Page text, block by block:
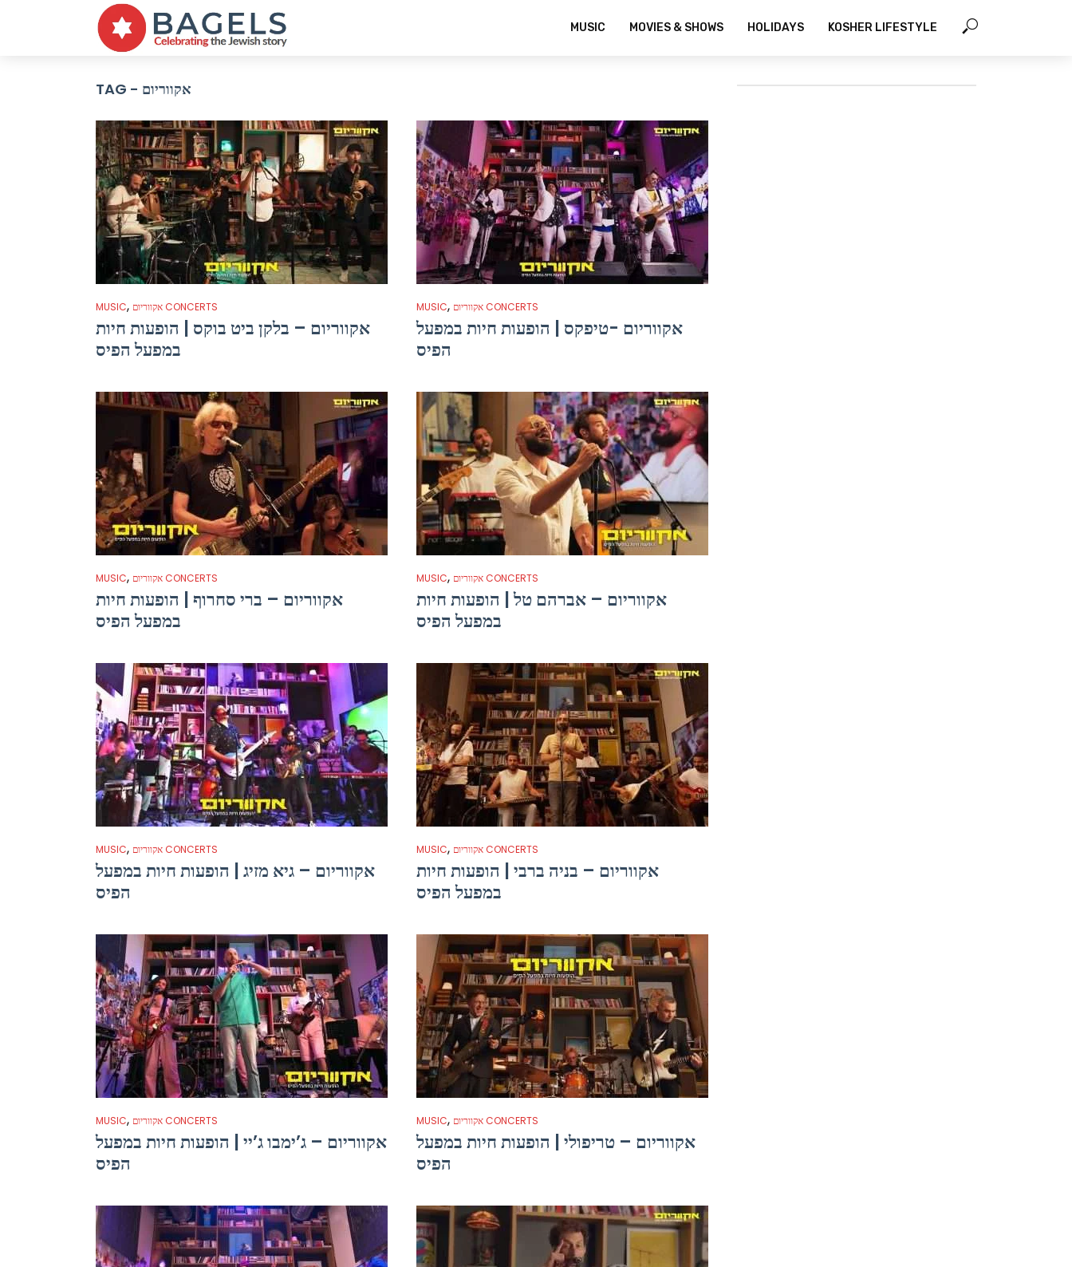
MUSIC MOVIES & SHOWS HOLIDAYS KOSHER LIFESTYLE
TAG - אקווריום
MUSIC, אקווריום CONCERTS
אקווריום – בלקן ביט בוקס | הופעות חיות
במפעל הפיס
MUSIC, אקווריום CONCERTS
אקווריום -טיפקס | הופעות חיות במפעל
הפיס
MUSIC, אקווריום CONCERTS
אקווריום – ברי סחרוף | הופעות חיות
במפעל הפיס
MUSIC, אקווריום CONCERTS
אקווריום – אברהם טל | הופעות חיות
במפעל הפיס
MUSIC, אקווריום CONCERTS
אקווריום – גיא מזיג | הופעות חיות במפעל
הפיס
MUSIC, אקווריום CONCERTS
אקווריום – בניה ברבי | הופעות חיות
במפעל הפיס
MUSIC, אקווריום CONCERTS
אקווריום – ג’ימבו ג’יי | הופעות חיות במפעל
הפיס
MUSIC, אקווריום CONCERTS
אקווריום – טריפולי | הופעות חיות במפעל
הפיס